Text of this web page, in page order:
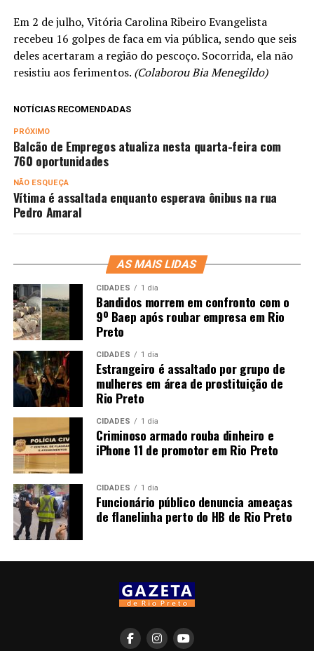
Em 2 de julho, Vitória Carolina Ribeiro Evangelista
recebeu 16 golpes de faca em via pública, sendo que seis
deles acertaram a região do pescoço. Socorrida, ela não
resistiu aos ferimentos. (Colaborou Bia Menegildo)
NOTÍCIAS RECOMENDADAS
PRÓXIMO
Balcão de Empregos atualiza nesta quarta-feira com
760 oportunidades
NÃO ESQUEÇA
Vítima é assaltada enquanto esperava ônibus na rua
Pedro Amaral
AS MAIS LIDAS
CIDADES 1 dia
Bandidos morrem em confronto com o
9º Baep após roubar empresa em Rio
Preto
CIDADES 1 dia
Estrangeiro é assaltado por grupo de
mulheres em área de prostituição de
Rio Preto
CIDADES 1 dia
Criminoso armado rouba dinheiro e
iPhone 11 de promotor em Rio Preto
CIDADES 1 dia
Funcionário público denuncia ameaças
de flanelinha perto do HB de Rio Preto